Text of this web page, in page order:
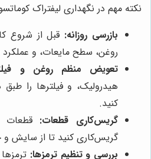
نکته مهم در نگهداری لیفتراک
بازرسی روزانه: قبل از شروع
روغن، سطح مایعات، و
تعویض منظم روغن و
هیدرولیک، و فیلترها را
کنید.
گریس‌کاری قطعات: قطعات
گریس‌کاری کنید تا از سایش
بررسی و تنظیم ترمزها: